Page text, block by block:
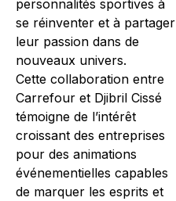
personnalités sportives à
se réinventer et à partager
leur passion dans de
nouveaux univers.
Cette collaboration entre
Carrefour et Djibril Cissé
témoigne de l’intérêt
croissant des entreprises
pour des animations
événementielles capables
de marquer les esprits et